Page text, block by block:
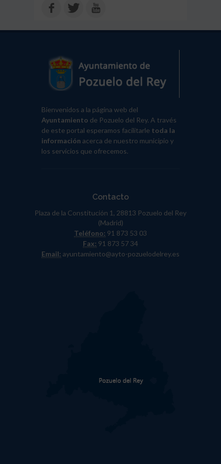
Bienvenidos a la página web del
Ayuntamiento de Pozuelo del Rey. A través
de este portal esperamos facilitarle toda la
información acerca de nuestro municipio y
los servicios que ofrecemos.
Contacto
Plaza de la Constitución 1, 28813 Pozuelo del Rey
(Madrid)
Teléfono: 91 873 53 03
Fax: 91 873 57 34
Email: ayuntamiento@ayto-pozuelodelrey.es